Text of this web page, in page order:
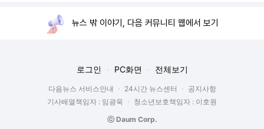
뉴스 밖 이야기, 다음 커뮤니티 웹에서 보기
로그인 PC화면 전체보기
다음뉴스 서비스안내 24시간 뉴스센터
공지사항
기사배열책임자 : 임광욱
청소년보호책임자 : 이호원
ⓒ Daum Corp.